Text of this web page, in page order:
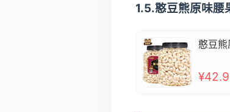
1.5.憨豆熊原味
憨豆
¥42.9